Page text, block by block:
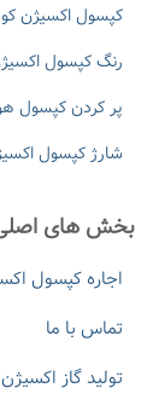
کپسول اکسیژن
رنگ کپسول
پر کردن کپسول
شارژ کپسول
بخش های
اجاره کپسول
تماس با ما
تولید گاز اکسیژن